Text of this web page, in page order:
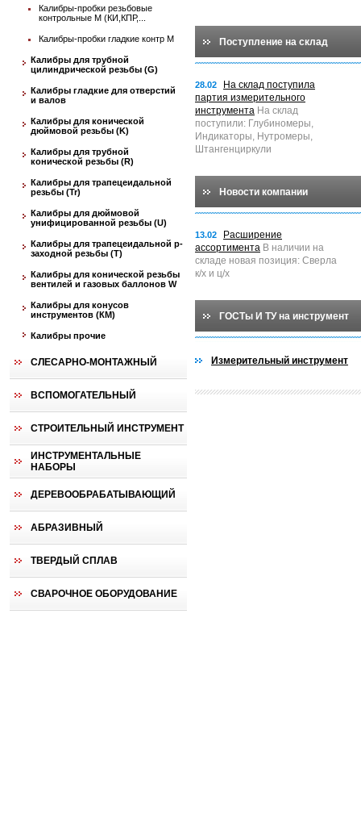
Калибры-пробки резьбовые
контрольные М (КИ,КПР,...
Калибры-пробки гладкие контр М
Калибры для трубной
цилиндрической резьбы (G)
Калибры гладкие для отверстий
и валов
Калибры для конической
дюймовой резьбы (K)
Калибры для трубной
конической резьбы (R)
Калибры для трапецеидальной
резьбы (Tr)
Калибры для дюймовой
унифицированной резьбы (U)
Калибры для трапецеидальной p-
заходной резьбы (T)
Калибры для конической резьбы
вентилей и газовых баллонов W
Калибры для конусов
инструментов (КМ)
Калибры прочие
СЛЕСАРНО-МОНТАЖНЫЙ
ВСПОМОГАТЕЛЬНЫЙ
СТРОИТЕЛЬНЫЙ ИНСТРУМЕНТ
ИНСТРУМЕНТАЛЬНЫЕ
НАБОРЫ
ДЕРЕВООБРАБАТЫВАЮЩИЙ
АБРАЗИВНЫЙ
ТВЕРДЫЙ СПЛАВ
СВАРОЧНОЕ ОБОРУДОВАНИЕ
Поступление на склад
28.02
На склад поступила
партия измерительного
инструмента На склад
поступили: Глубиномеры,
Индикаторы, Нутромеры,
Штангенциркули
Новости компании
13.02
Расширение
ассортимента В наличии на
складе новая позиция: Сверла
к/х и ц/х
ГОСТы И ТУ на инструмент
Измерительный инструмент